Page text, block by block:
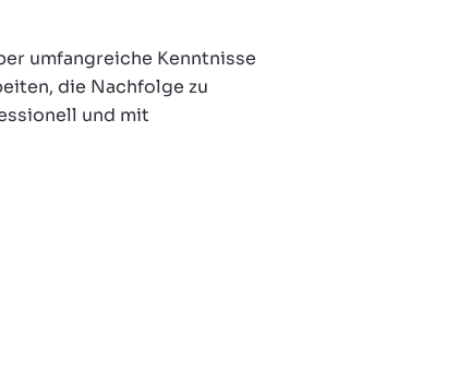
umfangreiche Kenntnisse
die Nachfolge zu
und mit